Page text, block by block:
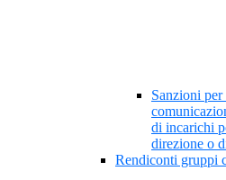
Sanzioni per
di incarichi
direzione o
Rendiconti gruppi